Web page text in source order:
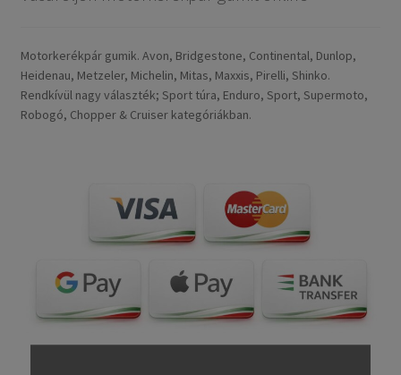
Motorkerékpár gumik. Avon, Bridgestone, Continental, Dunlop,
Heidenau, Metzeler, Michelin, Mitas, Maxxis, Pirelli, Shinko.
Rendkívül nagy választék; Sport túra, Enduro, Sport, Supermoto,
Robogó, Chopper & Cruiser kategóriákban.